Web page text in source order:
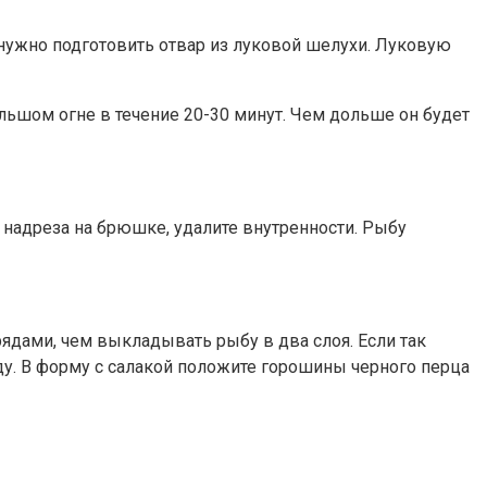
подготовить отвар из луковой шелухи. Луковую
огне в течение 20-30 минут. Чем дольше он будет
на брюшке, удалите внутренности. Рыбу
чем выкладывать рыбу в два слоя. Если так
В форму с салакой положите горошины черного перца